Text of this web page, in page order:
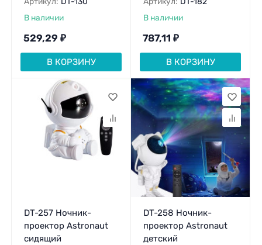
В наличии
529,29 ₽
В КОРЗИНУ
В наличии
787,11 ₽
В КОРЗИНУ
DT-257 Ночник-
проектор Astronaut
сидящий
DT-258 Ночник-
проектор Astronaut
детский